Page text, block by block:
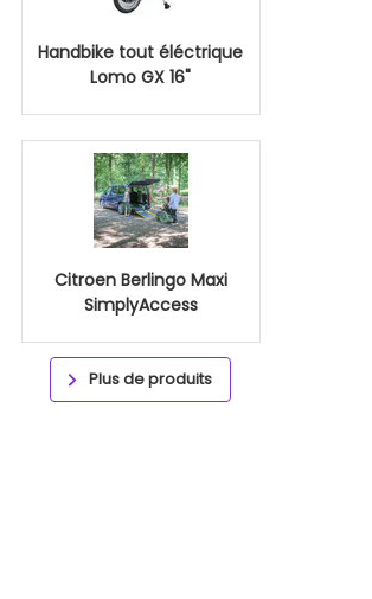
Handbike tout éléctrique
Lomo GX 16"
Citroen Berlingo Maxi
SimplyAccess
Plus de produits